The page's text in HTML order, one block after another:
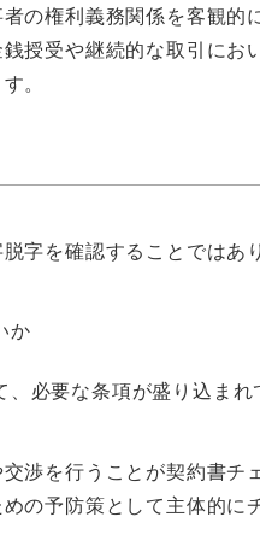
の権利義務関係を客観
授受や継続的な取引に
。
字を確認することではあ
か
必要な条項が盛り込まれ
渉を行うことが契約書
の予防策として主体的に